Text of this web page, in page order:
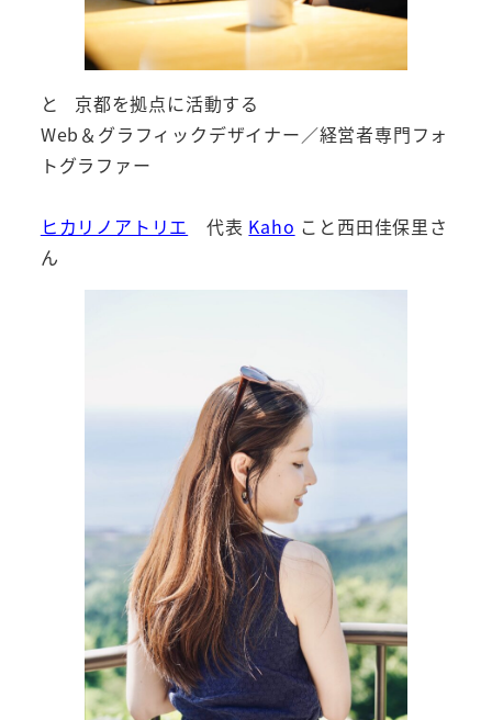
と 京都を拠点に活動する
Web＆グラフィックデザイナー／経営者専門フォ
トグラファー
ヒカリノアトリエ 代表 Kaho こと西田佳保里さ
ん